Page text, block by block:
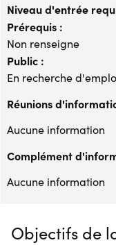
Niveau d'entrée
Prérequis :
Non renseigne
Public :
En recherche
Réunions
Aucune information
Complément
Aucune information
Objectifs de